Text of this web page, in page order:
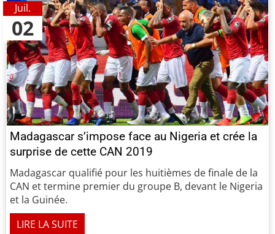
02
Juil.
Madagascar s’impose face au Nigeria et crée la
surprise de cette CAN 2019
Madagascar qualifié pour les huitièmes de finale de la
CAN et termine premier du groupe B, devant le Nigeria
et la Guinée.
LIRE LA SUITE